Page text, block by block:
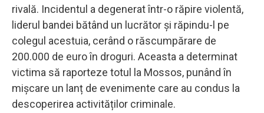
rivală. Incidentul a degenerat într-o răpire violentă,
liderul bandei bătând un lucrător și răpindu-l pe
colegul acestuia, cerând o răscumpărare de
200.000 de euro în droguri. Aceasta a determinat
victima să raporteze totul la Mossos, punând în
mișcare un lanț de evenimente care au condus la
descoperirea activităților criminale.